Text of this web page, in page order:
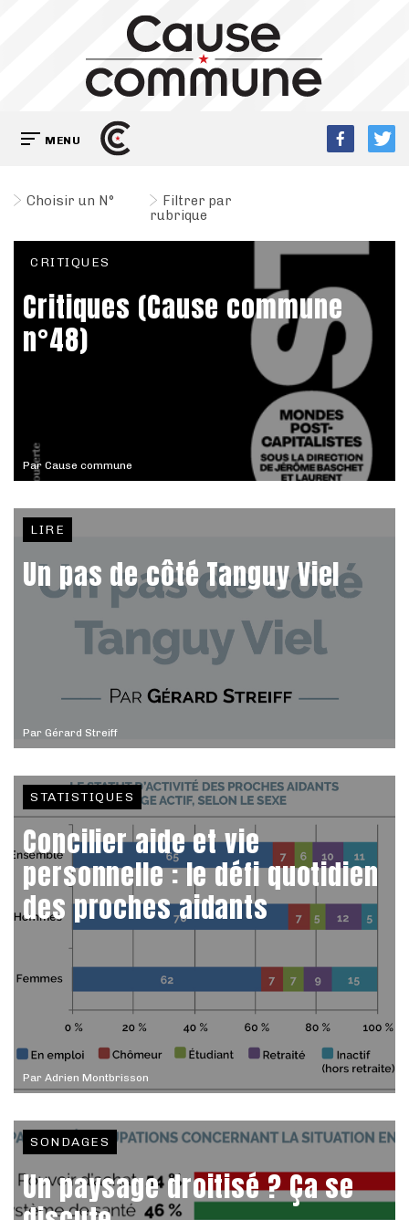
MENU
Choisir un N°
Filtrer par
rubrique
Par Cause commune
CRITIQUES
Critiques (Cause commune
n°48)
Par Gérard Streiff
LIRE
Un pas de côté Tanguy Viel
Par Adrien Montbrisson
STATISTIQUES
Concilier aide et vie
personnelle : le défi quotidien
des proches aidants
SONDAGES
Un paysage droitisé ? Ça se